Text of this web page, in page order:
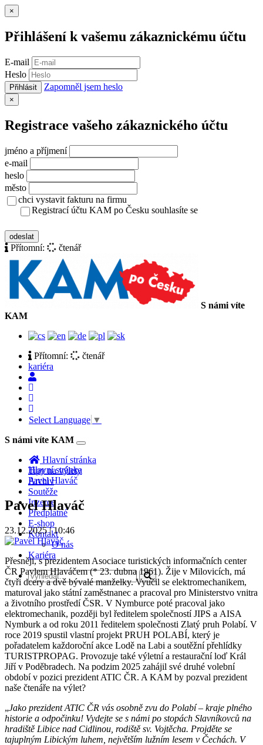
×
Přihlášení k vašemu zákaznickému účtu
E-mail
Heslo
Přihlásit Zapomněl jsem heslo
×
Registrace vašeho zákaznického účtu
jméno a příjmení
e-mail
heslo
město
chci vystavit fakturu na firmu
Registrací účtu KAM po Česku souhlasíte se
odeslat
Přítomní: čtenář
S námi víte
KAM
Přítomní:
čtenář
kariéra
Select Language ▼
S námi víte KAM
Toggle
navigation
Hlavní stránka
Tipy na výlety
Archiv
Soutěže
Inzerce
Předplatné
E-shop
Kontakt
O nás
Kariéra
Hlavní stránka
Pavel Hlaváč
Pavel Hlaváč
23.12.2025 | 10:46
Přesněji, s prezidentem Asociace turistických informačních center
ČR Pavlem Hlaváčem (* 23. dubna 1961). Žije v Milovicích, má
čtyři dcery a dvě bývalé manželky. Vyučil se elektromechanikem,
maturoval jako státní zaměstnanec a pracoval pro Ministerstvo vnitra
a životního prostředí ČSR. V Nymburce poté pracoval jako
elektromechanik, později byl ředitelem společností JIPS a AISA
Nymburk a od roku 2011 ředitelem společnosti Zlatý pruh Polabí. V
roce 2019 spustil vlastní projekt PRUH POLABÍ, který je
pořadatelem každoroční akce Lodě na Labi a soutěžní přehlídky
TURISTPROPAG. Provozuje také výletní a restaurační loď Král
Jiří v Poděbradech. Na podzim 2025 zahájil své druhé volební
období v pozici prezident ATIC ČR. A KAM by pozval prezident
naše čtenáře na výlet?
„Jako prezident ATIC ČR vás osobně zvu do Polabí – kraje plného
historie a odpočinku! Vydejte se s námi po stopách Slavníkovců na
hradiště Libice nad Cidlinou, rodiště sv. Vojtěcha. Projděte se
tajuplným Libickým luhem, největším lužním lesem v Čechách. V